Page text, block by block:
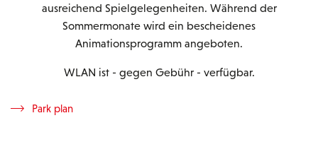
ausreichend Spielgelegenheiten. Während der
Sommermonate wird ein bescheidenes
Animationsprogramm angeboten.
WLAN ist - gegen Gebühr - verfügbar.
Park plan